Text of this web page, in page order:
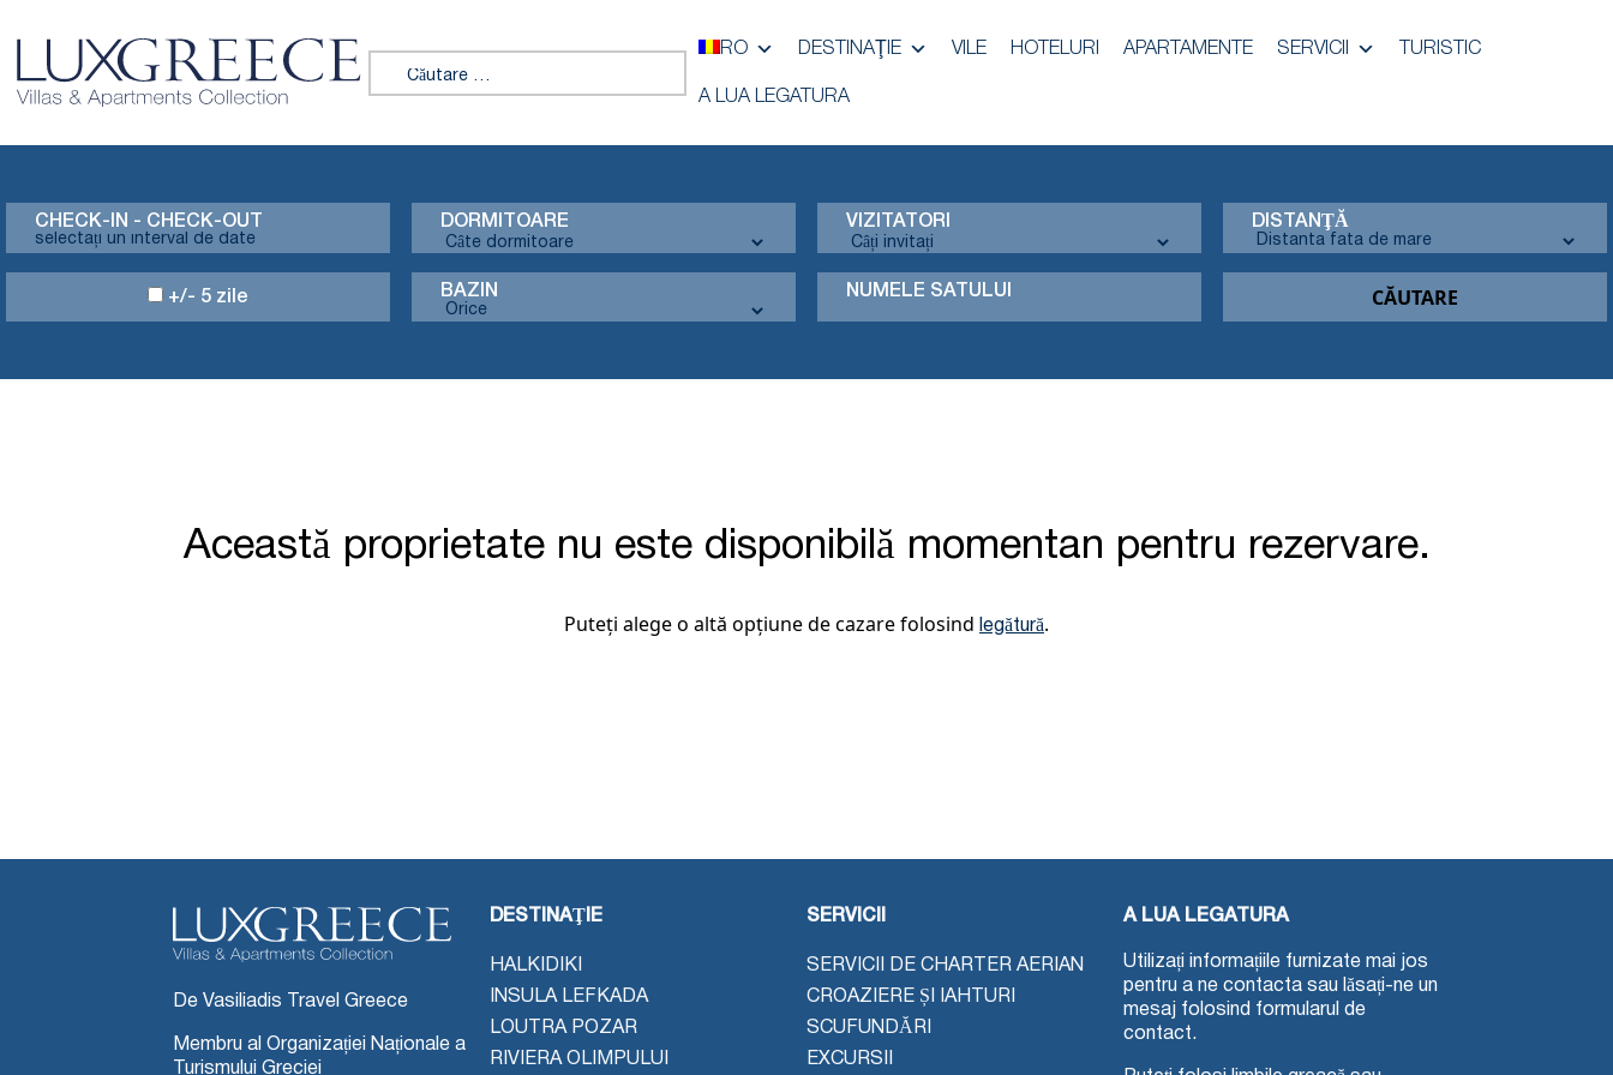
Caută:
RO DESTINAŢIE VILE HOTELURI APARTAMENTE SERVICII TURISTIC
A LUA LEGATURA
CHECK-IN - CHECK-OUT DORMITOARE VIZITATORI DISTANŢĂ
+/- 5 zile BAZIN NUMELE SATULUI
Această proprietate nu este disponibilă momentan pentru rezervare.
Puteți alege o altă opțiune de cazare folosind legătură.
De Vasiliadis Travel Greece
Membru al Organizației Naționale a
Turismului Greciei
DESTINAŢIE
HALKIDIKI
INSULA LEFKADA
LOUTRA POZAR
RIVIERA OLIMPULUI
SERVICII
SERVICII DE CHARTER AERIAN
CROAZIERE ȘI IAHTURI
SCUFUNDĂRI
EXCURSII
A LUA LEGATURA
Utilizați informațiile furnizate mai jos
pentru a ne contacta sau lăsați-ne un
mesaj folosind formularul de
contact.